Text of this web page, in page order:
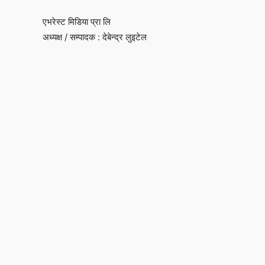
एभरेस्ट मिडिया प्रा लि
अध्यक्ष / सम्पादक : देबेन्द्र लुइटेल